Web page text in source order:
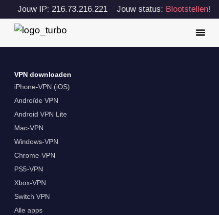
Jouw IP: 216.73.216.221 Jouw status: Blootstellen!
VPN downloaden
iPhone-VPN (iOS)
Androïde VPN
Android VPN Lite
Mac-VPN
Windows-VPN
Chrome-VPN
PS5-VPN
Xbox-VPN
Switch VPN
Alle apps